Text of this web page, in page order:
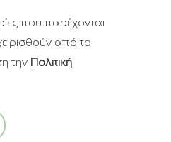
που παρέχονται
από το
την Πολιτική